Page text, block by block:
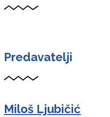
Predavatelji
Miloš Ljubičić